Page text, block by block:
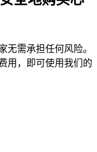
无需承担任何风险。
用，即可使用我们的